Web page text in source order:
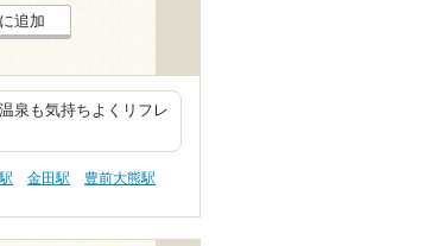
追加
泉も気持ちよくリフレ
金田駅
豊前大熊駅